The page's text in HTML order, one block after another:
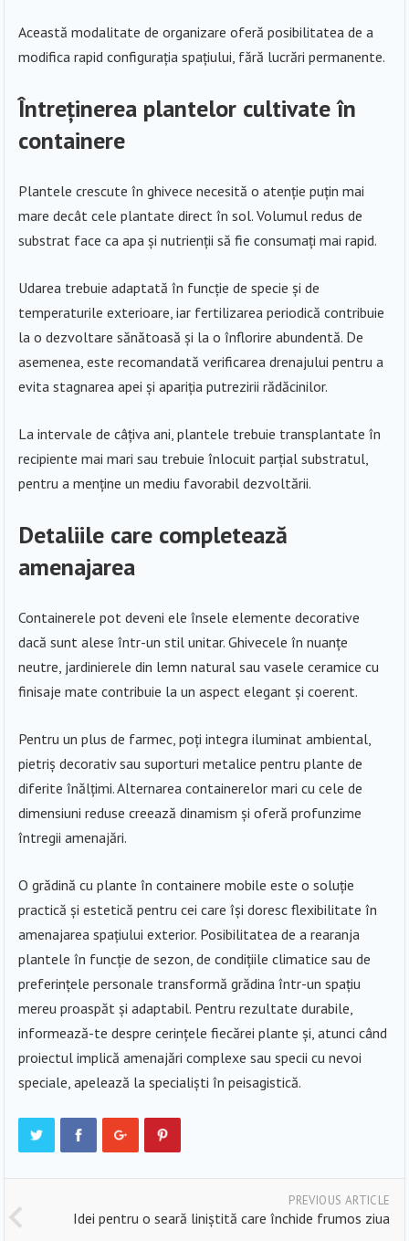
Această modalitate de organizare oferă posibilitatea de a
modifica rapid configurația spațiului, fără lucrări permanente.
Întreținerea plantelor cultivate în
containere
Plantele crescute în ghivece necesită o atenție puțin mai
mare decât cele plantate direct în sol. Volumul redus de
substrat face ca apa și nutrienții să fie consumați mai rapid.
Udarea trebuie adaptată în funcție de specie și de
temperaturile exterioare, iar fertilizarea periodică contribuie
la o dezvoltare sănătoasă și la o înflorire abundentă. De
asemenea, este recomandată verificarea drenajului pentru a
evita stagnarea apei și apariția putrezirii rădăcinilor.
La intervale de câțiva ani, plantele trebuie transplantate în
recipiente mai mari sau trebuie înlocuit parțial substratul,
pentru a menține un mediu favorabil dezvoltării.
Detaliile care completează
amenajarea
Containerele pot deveni ele însele elemente decorative
dacă sunt alese într-un stil unitar. Ghivecele în nuanțe
neutre, jardinierele din lemn natural sau vasele ceramice cu
finisaje mate contribuie la un aspect elegant și coerent.
Pentru un plus de farmec, poți integra iluminat ambiental,
pietriș decorativ sau suporturi metalice pentru plante de
diferite înălțimi. Alternarea containerelor mari cu cele de
dimensiuni reduse creează dinamism și oferă profunzime
întregii amenajări.
O grădină cu plante în containere mobile este o soluție
practică și estetică pentru cei care își doresc flexibilitate în
amenajarea spațiului exterior. Posibilitatea de a rearanja
plantele în funcție de sezon, de condițiile climatice sau de
preferințele personale transformă grădina într-un spațiu
mereu proaspăt și adaptabil. Pentru rezultate durabile,
informează-te despre cerințele fiecărei plante și, atunci când
proiectul implică amenajări complexe sau specii cu nevoi
speciale, apelează la specialiști în peisagistică.
PREVIOUS ARTICLE
Idei pentru o seară liniștită care închide frumos ziua